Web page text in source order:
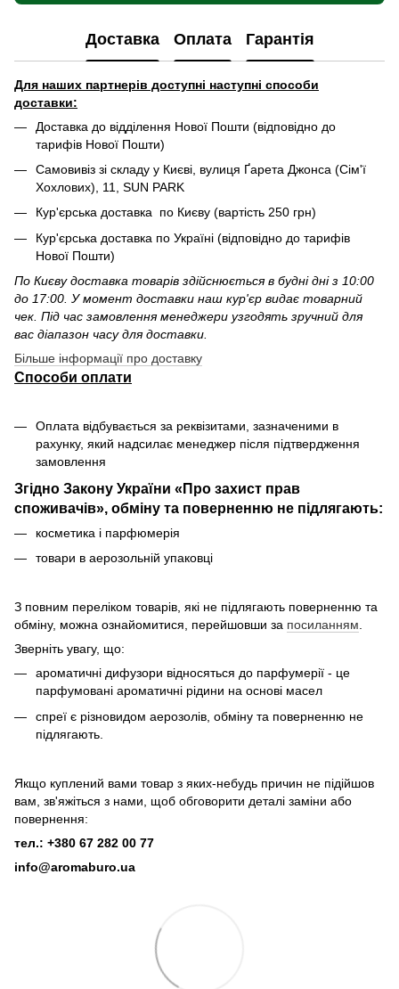
Доставка Оплата Гарантія
Для наших партнерів доступні наступні способи
доставки:
Доставка до відділення Нової Пошти (відповідно до
тарифів Нової Пошти)
Самовивіз зі складу у Києві, вулиця Ґарета Джонса (Сім'ї
Хохлових), 11, SUN PARK
Кур'єрська доставка по Києву (вартість 250 грн)
Кур'єрська доставка по Україні (відповідно до тарифів
Нової Пошти)
По Києву доставка товарів здійснюється в будні дні з 10:00
до 17:00. У момент доставки наш кур'єр видає товарний
чек. Під час замовлення менеджери узгодять зручний для
вас діапазон часу для доставки.
Більше інформації про доставку
Способи оплати
Оплата відбувається за реквізитами, зазначеними в
рахунку, який надсилає менеджер після підтвердження
замовлення
Згідно Закону України «Про захист прав
споживачів», обміну та поверненню не підлягають:
косметика і парфюмерія
товари в аерозольній упаковці
З повним переліком товарів, які не підлягають поверненню та
обміну, можна ознайомитися, перейшовши за посиланням.
Зверніть увагу, що:
ароматичні дифузори відносяться до парфумерії - це
парфумовані ароматичні рідини на основі масел
спреї є різновидом аерозолів, обміну та поверненню не
підлягають.
Якщо куплений вами товар з яких-небудь причин не підійшов
вам, зв'яжіться з нами, щоб обговорити деталі заміни або
повернення:
тел.: +380 67 282 00 77
info@aromaburo.ua